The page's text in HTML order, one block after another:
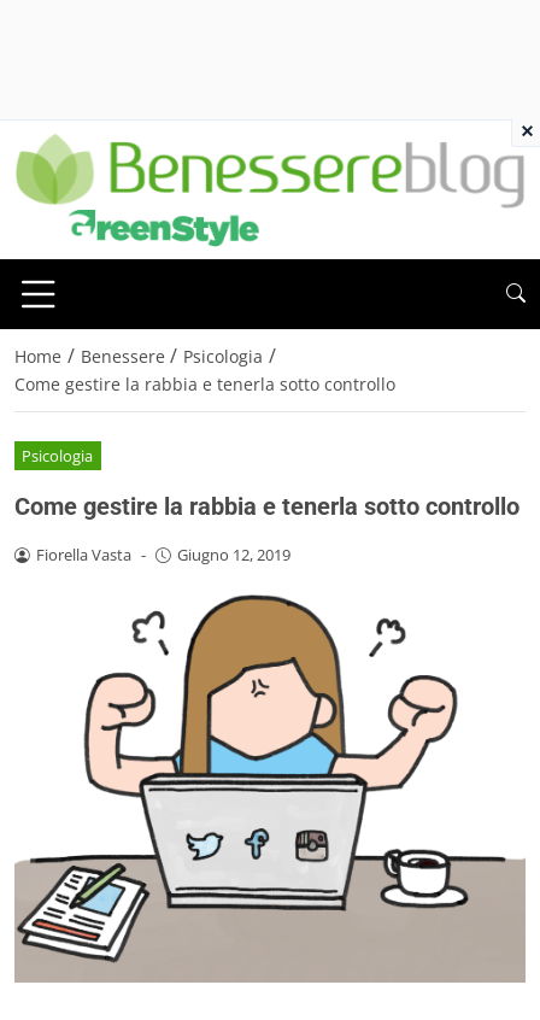
Home / Benessere / Psicologia /
Come gestire la rabbia e tenerla sotto controllo
Psicologia
Come gestire la rabbia e tenerla sotto controllo
Fiorella Vasta - Giugno 12, 2019
×